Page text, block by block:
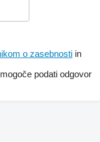
o zasebnosti in
podati odgovor